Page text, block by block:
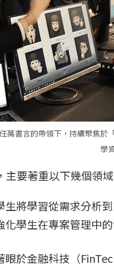
萬書言的帶領下，持續聚焦
學
主要著重以下幾個領
生將學習從需求分析
化學生在專案管理中
眼於金融科技（